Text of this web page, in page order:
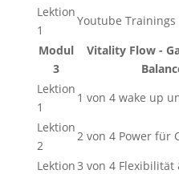
Lektion
1
Youtube
Modul
3
Vitality Flow -
Lektion
1
1 von 4 wake up
Lektion
2
2 von 4 Power für
Lektion3 von 4 Flexibilität